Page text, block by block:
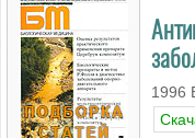
1996